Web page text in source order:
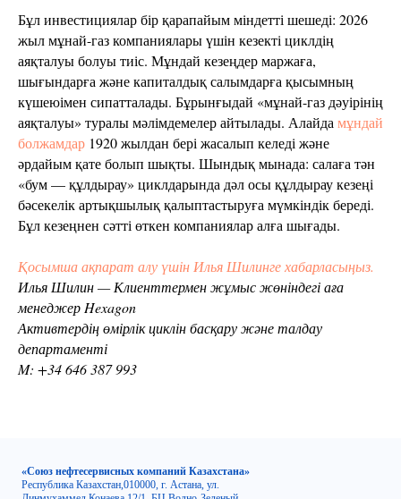
Бұл инвестициялар бір қарапайым міндетті шешеді: 2026
жыл мұнай-газ компаниялары үшін кезекті циклдің
аяқталуы болуы тиіс. Мұндай кезеңдер маржаға,
шығындарға және капиталдық салымдарға қысымның
күшеюімен сипатталады. Бұрынғыдай «мұнай-газ дәуірінің
аяқталуы» туралы мәлімдемелер айтылады. Алайда мұндай
болжамдар 1920 жылдан бері жасалып келеді және
әрдайым қате болып шықты. Шындық мынада: салаға тән
«бум — құлдырау» циклдарында дәл осы құлдырау кезеңі
бәсекелік артықшылық қалыптастыруға мүмкіндік береді.
Бұл кезеңнен сәтті өткен компаниялар алға шығады.
Қосымша ақпарат алу үшін Илья Шилинге хабарласыңыз.
Илья Шилин — Клиенттермен жұмыс жөніндегі аға
менеджер Hexagon
Активтердің өмірлік циклін басқару және талдау
департаменті
M: +34 646 387 993
«Союз нефтесервисных компаний Казахстана»
Республика Казахстан,010000, г. Астана, ул.